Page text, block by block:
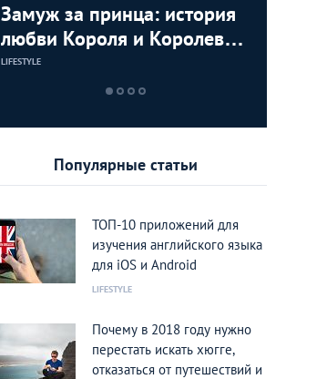
Замуж за принца: история
любви Короля и Королевы
Тайланда
LIFESTYLE
Популярные статьи
ТОП-10 приложений для
изучения английского языка
для iOS и Android
LIFESTYLE
Почему в 2018 году нужно
перестать искать хюгге,
отказаться от путешествий и